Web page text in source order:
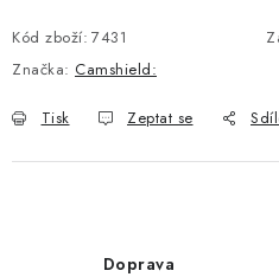
Kód zboží: 7431
Značka: Camshield:
Tisk Zeptat se
Doprava